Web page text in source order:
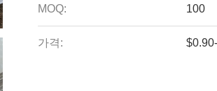
MOQ: 100
가격: